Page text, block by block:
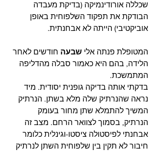
שכללה אורודינמיקה (בדיקת מעבדה
הבודקת את תפקוד השלפוחית באופן
אוביקטיבי) הייתה לא אבחנתית.
המטופלת פנתה אלי שבעה חודשים לאחר
הלידה, בהם היא כאמור סבלה מהדליפה
המתמשכת.
בדקתי אותה בדיקה גופנית יסודית. מיד
נראה שהנרתיק שלה מלא בשתן. הנרתיק
המשיך להתמלא שתן מחור בעומק
הנרתיק, בסמוך לצוואר הרחם. מצב זה
אבחנתי לפיסטולה ציסטו-וגינלית כלומר
חיבור לא תקין בין שלפוחית השתן לנרתיק